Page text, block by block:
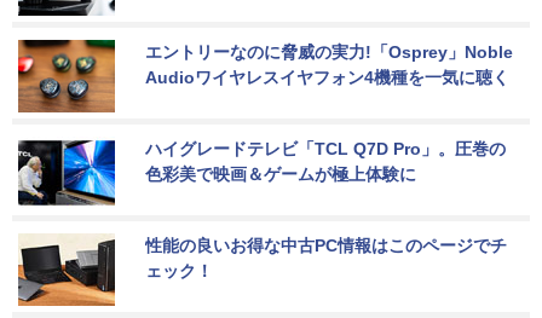
エントリーなのに脅威の実力!「Osprey」Noble
Audioワイヤレスイヤフォン4機種を一気に聴く
ハイグレードテレビ「TCL Q7D Pro」。圧巻の
色彩美で映画＆ゲームが極上体験に
性能の良いお得な中古PC情報はこのページでチ
ェック！